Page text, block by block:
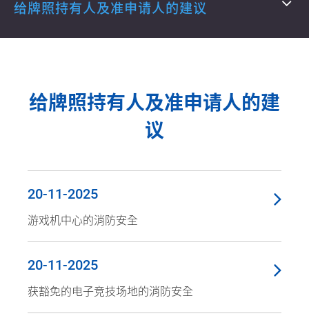
给牌照持有人及准申请人的建议
给牌照持有人及准申请人的建
议
20-11-2025
游戏机中心的消防安全
20-11-2025
获豁免的电子竞技场地的消防安全